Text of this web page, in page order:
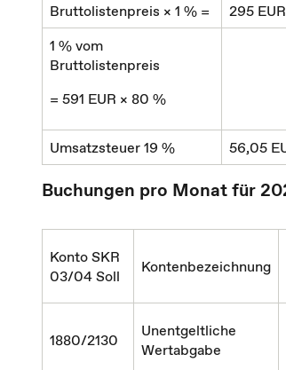
Bruttolistenpreis × 1 % =
295 EUR
1 % vom
Bruttolistenpreis
= 591 EUR × 80 %
Umsatzsteuer 19 % 56,05
Buchungen pro Monat für
Konto SKR
03/04 Soll
Kontenbezeichnung
1880/2130
Unentgeltliche
Wertabgabe